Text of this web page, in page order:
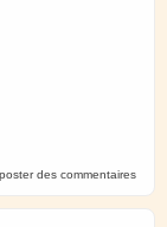
des commentaires